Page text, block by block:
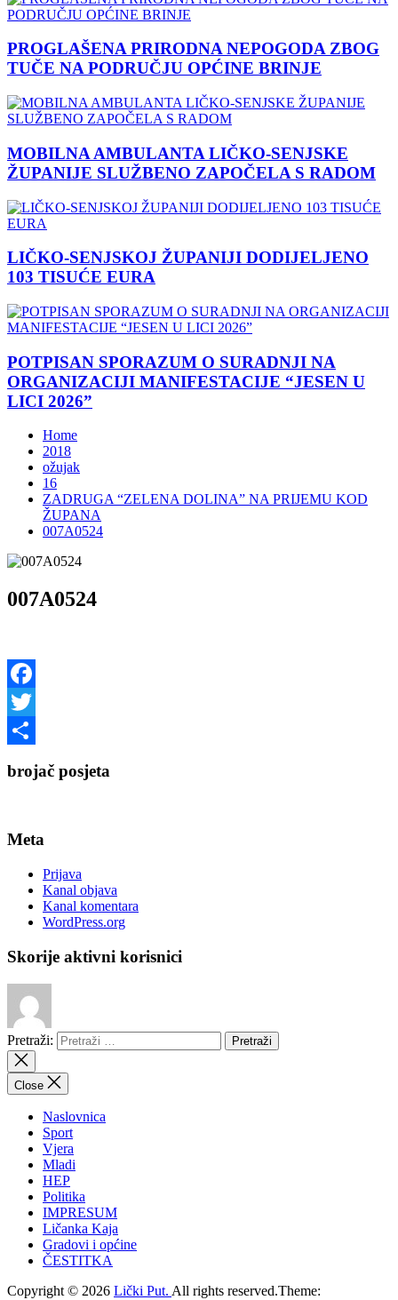
PROGLAŠENA PRIRODNA NEPOGODA ZBOG
TUČE NA PODRUČJU OPĆINE BRINJE
MOBILNA AMBULANTA LIČKO-SENJSKE
ŽUPANIJE SLUŽBENO ZAPOČELA S RADOM
LIČKO-SENJSKOJ ŽUPANIJI DODIJELJENO
103 TISUĆE EURA
POTPISAN SPORAZUM O SURADNJI NA
ORGANIZACIJI MANIFESTACIJE “JESEN U
LICI 2026”
Home
2018
ožujak
16
ZADRUGA “ZELENA DOLINA” NA PRIJEMU KOD
ŽUPANA
007A0524
007A0524
Facebook
Twitter
brojač posjeta
Meta
Prijava
Kanal objava
Kanal komentara
WordPress.org
Skorije aktivni korisnici
Pretraži:
Close
Naslovnica
Sport
Vjera
Mladi
HEP
Politika
IMPRESUM
Ličanka Kaja
Gradovi i općine
ČESTITKA
Copyright © 2026 Lički Put. All rights reserved.Theme: